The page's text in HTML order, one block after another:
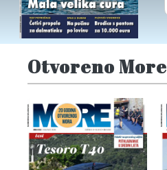
Otvoreno More